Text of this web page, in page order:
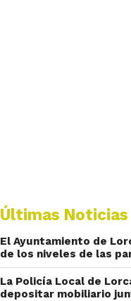
Últimas Noticias
El Ayuntamiento de
de los niveles de las
La Policía Local de
depositar mobiliario